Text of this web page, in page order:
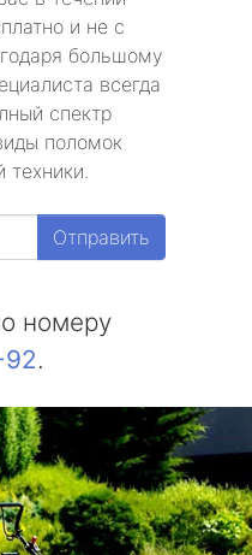
и не с
большому
всегда
спектр
поломок
техники.
Отправить
номеру
.